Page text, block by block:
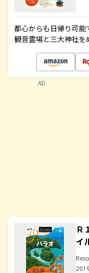
都心からも日帰り可能
観音霊場と三大神社を
Ｒ
イ
AD